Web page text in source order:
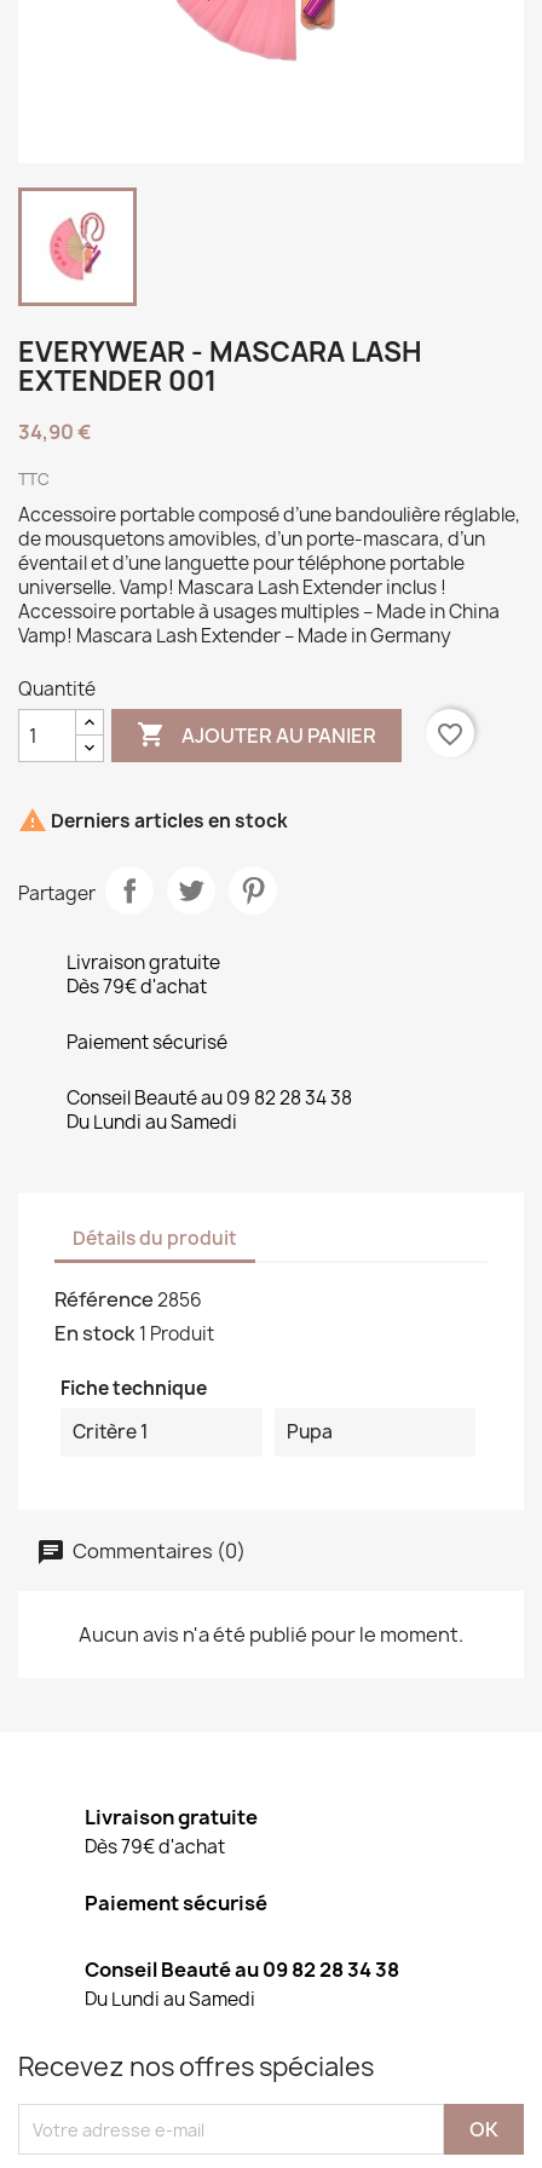
EVERYWEAR - MASCARA LASH
EXTENDER 001
34,90 €
TTC
Accessoire portable composé d’une bandoulière réglable,
de mousquetons amovibles, d’un porte-mascara, d’un
éventail et d’une languette pour téléphone portable
universelle. Vamp! Mascara Lash Extender inclus !
Accessoire portable à usages multiples – Made in China
Vamp! Mascara Lash Extender – Made in Germany
Quantité
 AJOUTER AU PANIER favorite_border
 Derniers articles en stock
Partager
Livraison gratuite
Dès 79€ d'achat
Paiement sécurisé
Conseil Beauté au 09 82 28 34 38
Du Lundi au Samedi
Détails du produit
Référence2856
En stock1 Produit
Fiche technique
Critère 1
Pupa
Commentaires (0)
Aucun avis n'a été publié pour le moment.
Livraison gratuite
Dès 79€ d'achat
Paiement sécurisé
Conseil Beauté au 09 82 28 34 38
Du Lundi au Samedi
Recevez nos offres spéciales